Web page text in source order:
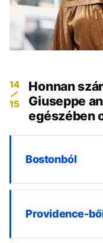
14
15
Honnan
Giuseppe
egészében
Bostonból
Providence-